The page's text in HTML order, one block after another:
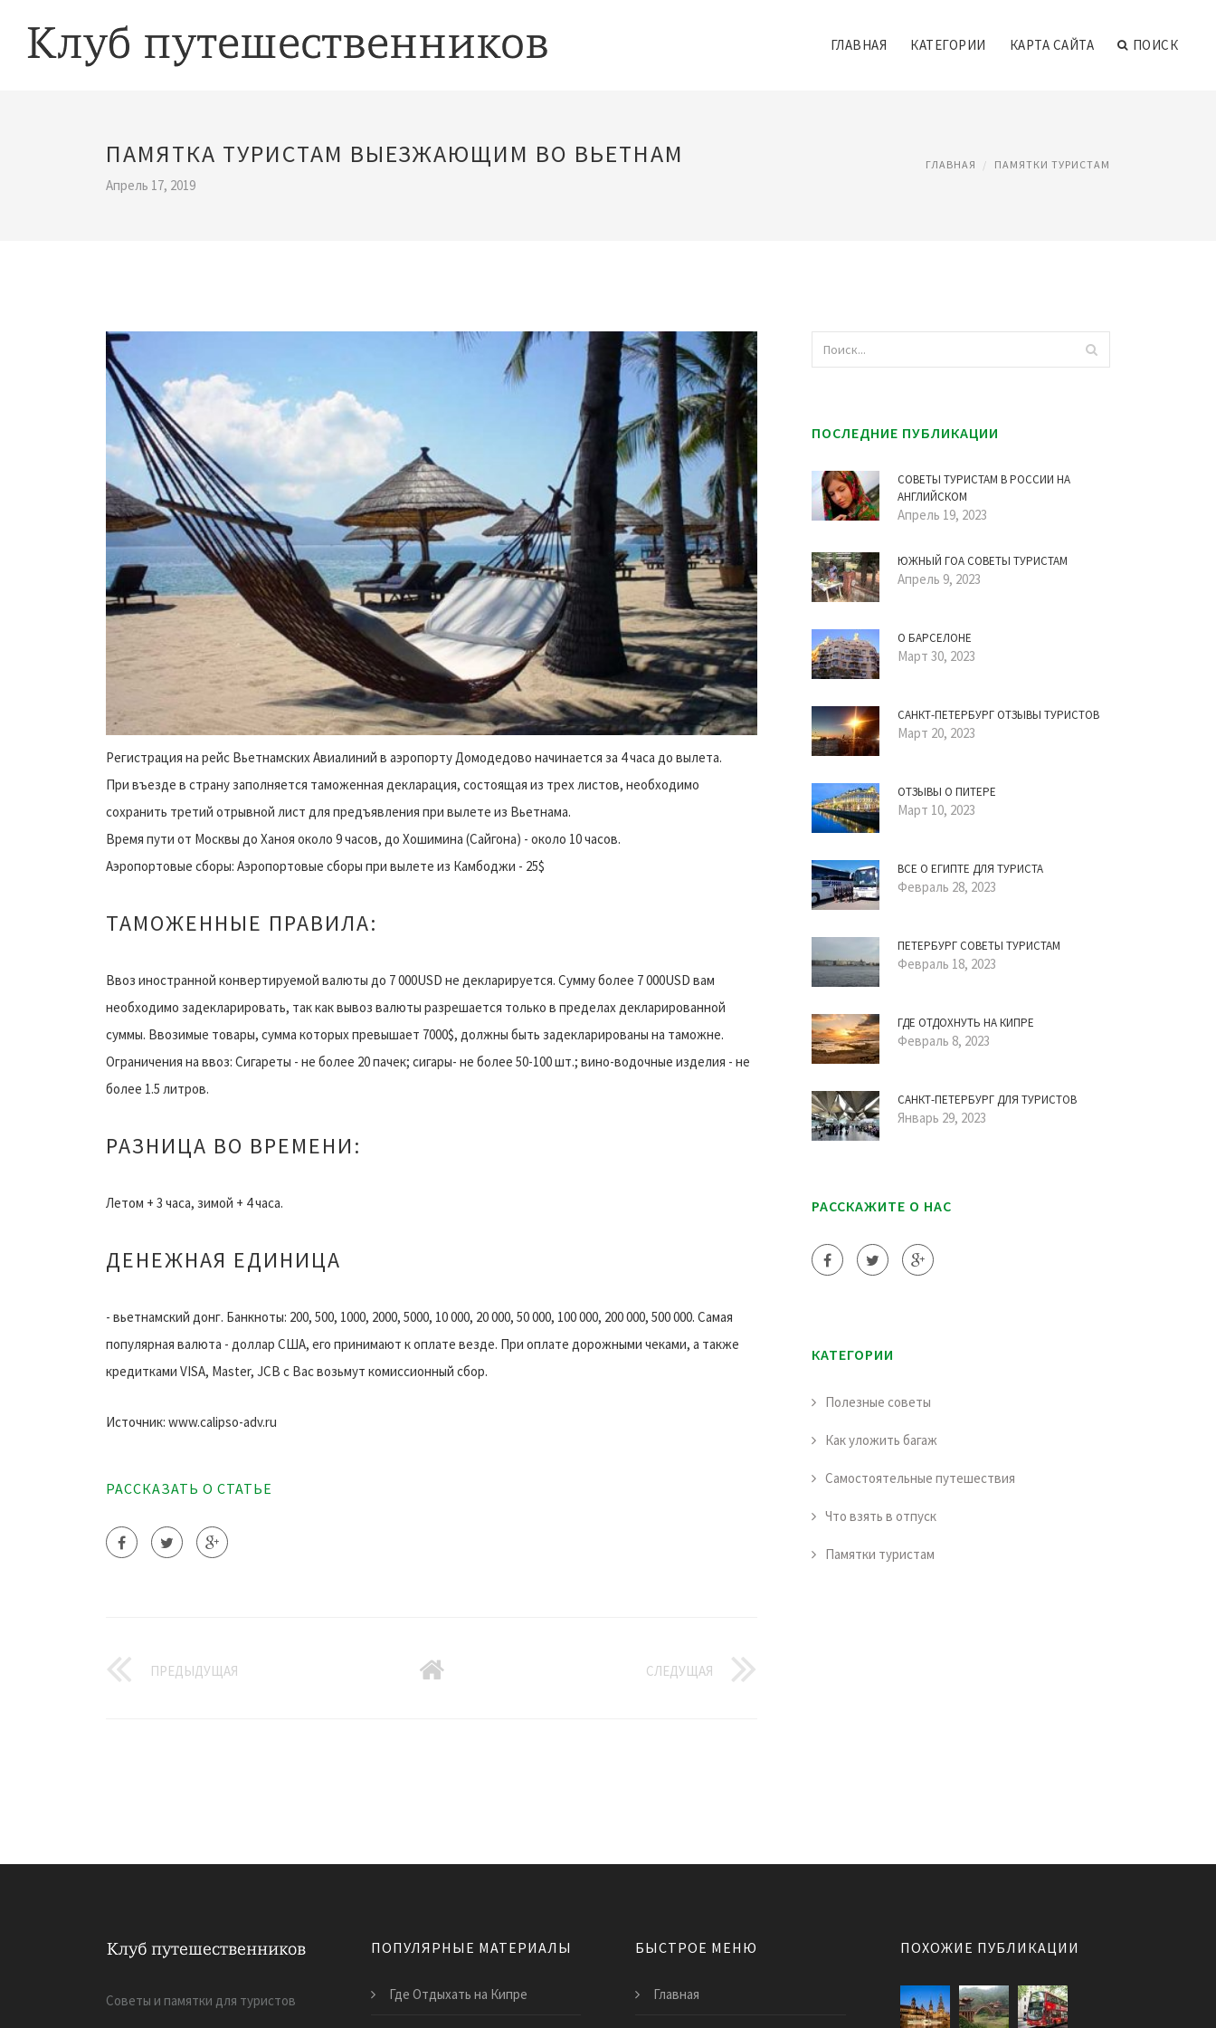
ГЛАВНАЯ КАТЕГОРИИ КАРТА САЙТА ПОИСК
ПАМЯТКА ТУРИСТАМ ВЫЕЗЖАЮЩИМ ВО ВЬЕТНАМ
Апрель 17, 2019
ГЛАВНАЯ ПАМЯТКИ ТУРИСТАМ
Регистрация на рейс Вьетнамских Авиалиний в аэропорту Домодедово начинается за 4 часа до вылета.
При въезде в страну заполняется таможенная декларация, состоящая из трех листов, необходимо
сохранить третий отрывной лист для предъявления при вылете из Вьетнама.
Время пути от Москвы до Ханоя около 9 часов, до Хошимина (Сайгона) - около 10 часов.
Аэропортовые сборы: Аэропортовые сборы при вылете из Камбоджи - 25$
ТАМОЖЕННЫЕ ПРАВИЛА:
Ввоз иностранной конвертируемой валюты до 7 000USD не декларируется. Сумму более 7 000USD вам
необходимо задекларировать, так как вывоз валюты разрешается только в пределах декларированной
суммы. Ввозимые товары, сумма которых превышает 7000$, должны быть задекларированы на таможне.
Ограничения на ввоз: Сигареты - не более 20 пачек; сигары- не более 50-100 шт.; вино-водочные изделия - не
более 1.5 литров.
РАЗНИЦА ВО ВРЕМЕНИ:
Летом + 3 часа, зимой + 4 часа.
ДЕНЕЖНАЯ ЕДИНИЦА
- вьетнамский донг. Банкноты: 200, 500, 1000, 2000, 5000, 10 000, 20 000, 50 000, 100 000, 200 000, 500 000. Самая
популярная валюта - доллар США, его принимают к оплате везде. При оплате дорожными чеками, а также
кредитками VISA, Master, JCB с Вас возьмут комиссионный сбор.
Источник: www.calipso-adv.ru
РАССКАЗАТЬ О СТАТЬЕ
ПРЕДЫДУЩАЯ СЛЕДУЩАЯ
ПОСЛЕДНИЕ ПУБЛИКАЦИИ
СОВЕТЫ ТУРИСТАМ В РОССИИ НА
АНГЛИЙСКОМ
Апрель 19, 2023
ЮЖНЫЙ ГОА СОВЕТЫ ТУРИСТАМ
Апрель 9, 2023
О БАРСЕЛОНЕ
Март 30, 2023
САНКТ-ПЕТЕРБУРГ ОТЗЫВЫ ТУРИСТОВ
Март 20, 2023
ОТЗЫВЫ О ПИТЕРЕ
Март 10, 2023
ВСЕ О ЕГИПТЕ ДЛЯ ТУРИСТА
Февраль 28, 2023
ПЕТЕРБУРГ СОВЕТЫ ТУРИСТАМ
Февраль 18, 2023
ГДЕ ОТДОХНУТЬ НА КИПРЕ
Февраль 8, 2023
САНКТ-ПЕТЕРБУРГ ДЛЯ ТУРИСТОВ
Январь 29, 2023
РАССКАЖИТЕ О НАС
КАТЕГОРИИ
Полезные советы
Как уложить багаж
Самостоятельные путешествия
Что взять в отпуск
Памятки туристам
Советы и памятки для туристов
ПОПУЛЯРНЫЕ МАТЕРИАЛЫ
Где Отдыхать на Кипре
БЫСТРОЕ МЕНЮ
Главная
ПОХОЖИЕ ПУБЛИКАЦИИ